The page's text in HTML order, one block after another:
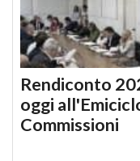
Rendiconto
oggi
Commissioni